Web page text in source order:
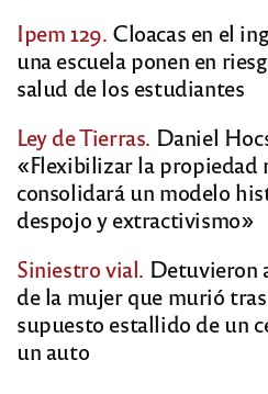
Ipem 129. Cloacas en el
una escuela ponen en
salud de los estudiantes
Ley de Tierras. Daniel
«Flexibilizar la propiedad
consolidará un modelo
despojo y extractivismo»
Siniestro vial. Detuvieron
de la mujer que murió
supuesto estallido de un
un auto